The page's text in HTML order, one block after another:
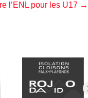
l’ENL pour les U17 →